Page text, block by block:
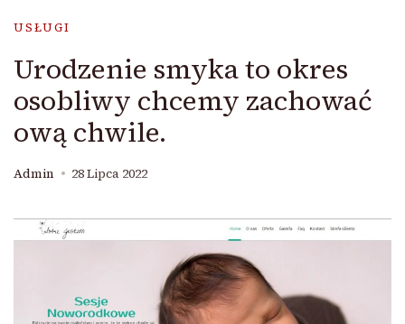
USŁUGI
Urodzenie smyka to okres
osobliwy chcemy zachować
ową chwile.
Admin 28 Lipca 2022